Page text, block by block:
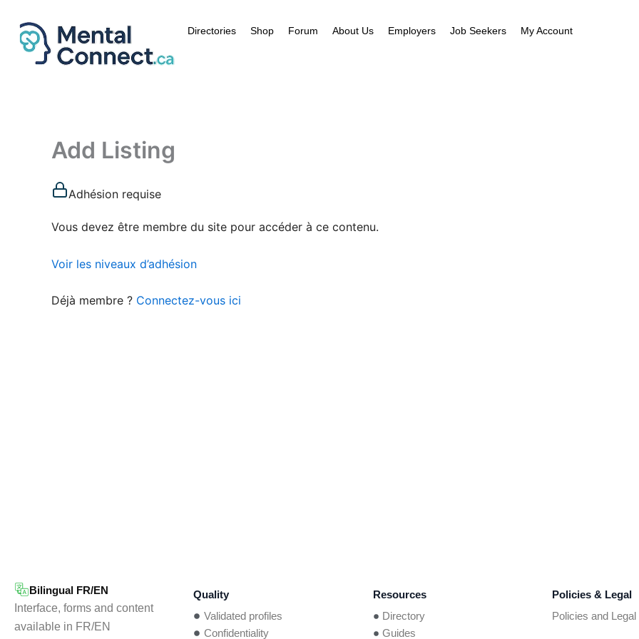
contenu
Directories Shop Forum About Us Employers Job Seekers My Account
Add Listing
Adhésion requise
Vous devez être membre du site pour accéder à ce contenu.
Voir les niveaux d’adhésion
Déjà membre ? Connectez-vous ici
Bilingual FR/EN
Interface, forms and content
available in FR/EN
Quality
Validated profiles
Confidentiality
Resources
Directory
Guides
Policies & Legal
Policies and Legal